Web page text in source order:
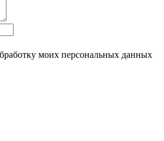
моих персональных данных